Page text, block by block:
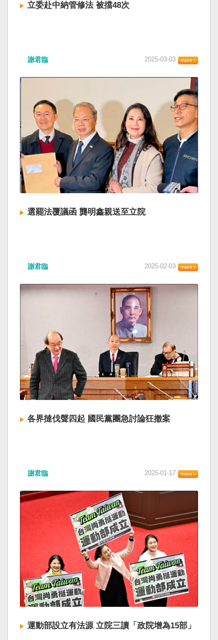
立委赴中納管修法 被擋48次
謝君臨 2025-03-03
選罷法覆議函 龔明鑫親送至立院
謝君臨 2025-02-03
各界撻伐聲四起 國民黨團急討論狂撤案
謝君臨 2025-01-17
運動部設立有法源 立院三讀「政院增為15部」